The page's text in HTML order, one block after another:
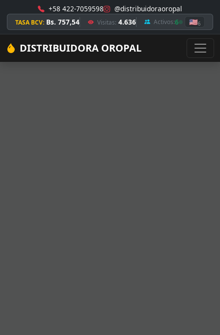
+58 422-7059598 @distribuidoraoropal
TASA BCV: Bs. 757,54 Visitas: 4.636 Activos:6 🇺🇸6
DISTRIBUIDORA OROPAL